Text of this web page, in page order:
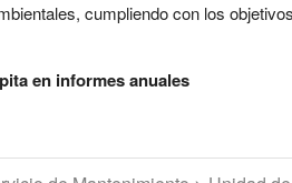
cumpliendo con los
en informes anuales